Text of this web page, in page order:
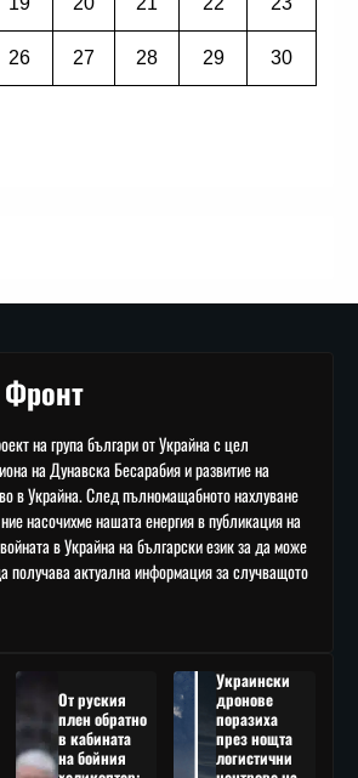
26 27 28 29 30
Фронт
на група българи от Украйна с цел
на Дунавска Бесарабия и развитие на
в Украйна. След пълномащабното нахлуване
насочихме нашата енергия в публикация на
в Украйна на български език за да може
получава актуална информация за случващото
От руския
плен обратно
в кабината
на бойния
Украински
дронове
поразиха
през нощта
логистични